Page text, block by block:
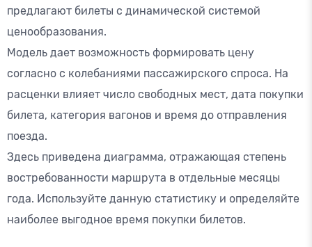
предлагают билеты с динамической системой
ценообразования.
Модель дает возможность формировать цену
согласно с колебаниями пассажирского спроса. На
расценки влияет число свободных мест, дата покупки
билета, категория вагонов и время до отправления
поезда.
Здесь приведена диаграмма, отражающая степень
востребованности маршрута в отдельные месяцы
года. Используйте данную статистику и определяйте
наиболее выгодное время покупки билетов.